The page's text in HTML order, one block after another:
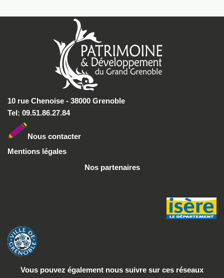
10 rue Chenoise - 38000 Grenoble
Tel: 09.51.86.27.84
Nous contacter
Mentions légales
Nos partenaires
Vous pouvez également nous suivre sur ces réseaux